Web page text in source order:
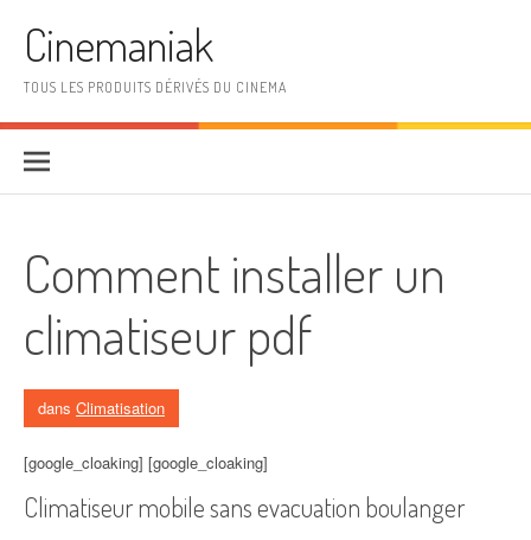
Cinemaniak
TOUS LES PRODUITS DÉRIVÉS DU CINEMA
Comment installer un
climatiseur pdf
dans Climatisation
[google_cloaking] [google_cloaking]
Climatiseur mobile sans evacuation boulanger